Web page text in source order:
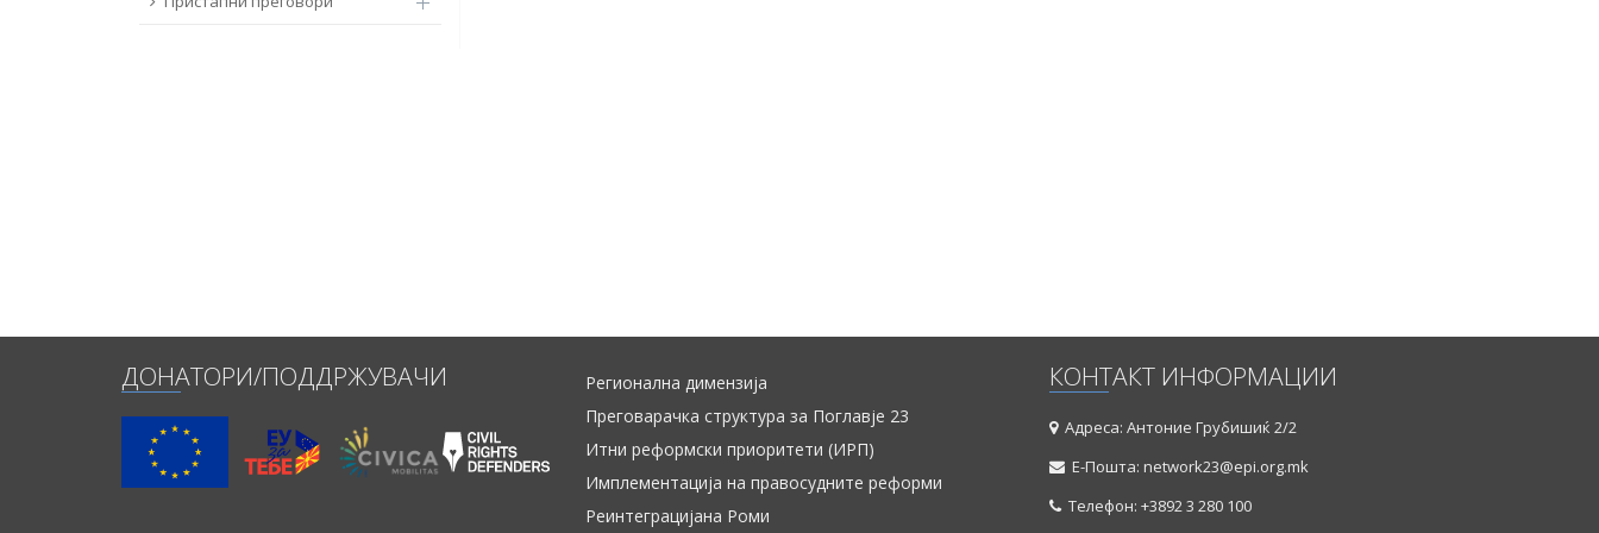
ДОНАТОРИ/ПОДДРЖУВАЧИ
Регионална димензија
Преговарачка структура за Поглавје 23
Итни реформски приоритети (ИРП)
Имплементација на правосудните реформи
Реинтеграцијана Роми
КОНТАКТ ИНФОРМАЦИИ
Адреса: Антоние Грубишиќ 2/2
Е-Пошта: network23@epi.org.mk
Телефон: +3892 3 280 100